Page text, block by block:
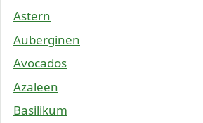
Astern
Auberginen
Avocados
Azaleen
Basilikum